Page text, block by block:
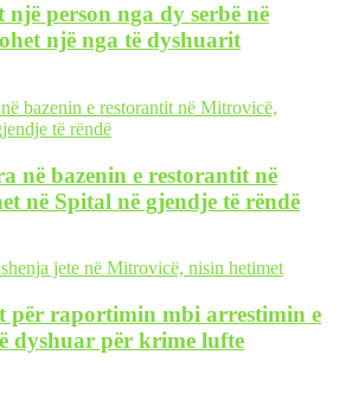
person nga dy serbë në
një nga të dyshuarit
në bazenin e restorantit në
në Spital në gjendje të rëndë
për raportimin mbi arrestimin e
dyshuar për krime lufte